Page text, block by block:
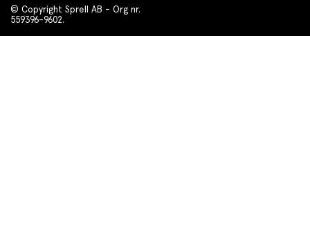
© Copyright Sprell AB - Org nr.
559396-9602.